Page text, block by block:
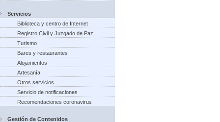
Servicios
Biblioteca y centro de Internet
Registro Civil y Juzgado de Paz
Turismo
Bares y restaurantes
Alojamientos
Artesanía
Otros servicios
Servicio de notificaciones
Recomendaciones coronavirus
Gestión de Contenidos